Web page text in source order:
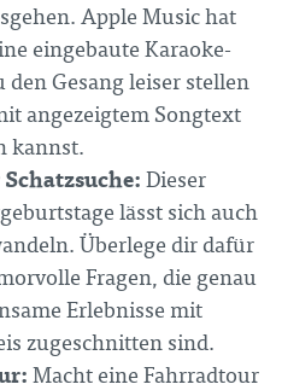
Apple Music hat
eingebaute Karaoke-
Gesang leiser stellen
angezeigtem Songtext
kannst.
Dieser
lässt sich auch
Überlege dir dafür
Fragen, die genau
Erlebnisse mit
zugeschnitten sind.
Macht eine Fahrradtour